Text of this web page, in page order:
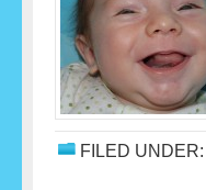
FILED UNDER: